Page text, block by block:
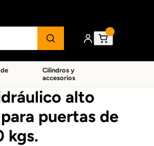
Cilindros y
accesorios
alto
puertas de
kgs.